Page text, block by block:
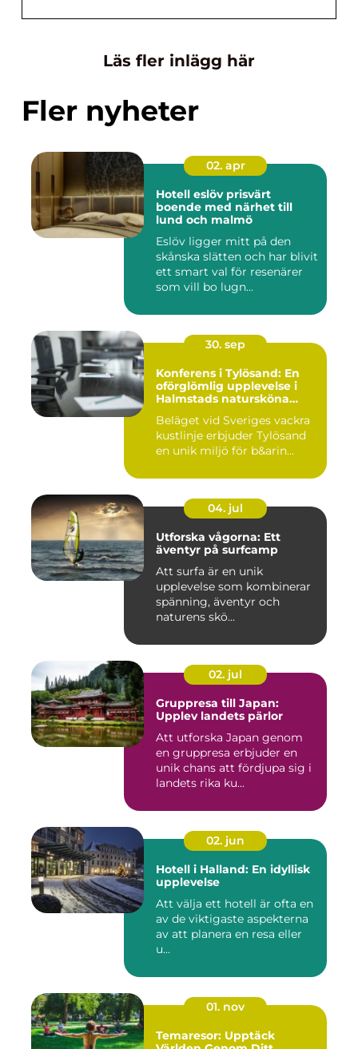
Läs fler inlägg här
Fler nyheter
02. apr
Hotell eslöv prisvärt
boende med närhet till
lund och malmö
Eslöv ligger mitt på den
skånska slätten och har blivit
ett smart val för resenärer
som vill bo lugn...
30. sep
Konferens i Tylösand: En
oförglömlig upplevelse i
Halmstads natursköna
Beläget vid Sveriges vackra
kustlinje erbjuder Tylösand
en unik miljö för b&arin...
04. jul
Utforska vågorna: Ett
äventyr på surfcamp
Att surfa är en unik
upplevelse som kombinerar
spänning, äventyr och
naturens skö...
02. jul
Gruppresa till Japan:
Upplev landets pärlor
Att utforska Japan genom
en gruppresa erbjuder en
unik chans att fördjupa sig i
landets rika ku...
02. jun
Hotell i Halland: En idyllisk
upplevelse
Att välja ett hotell är ofta en
av de viktigaste aspekterna
av att planera en resa eller
u...
01. nov
Temaresor: Upptäck